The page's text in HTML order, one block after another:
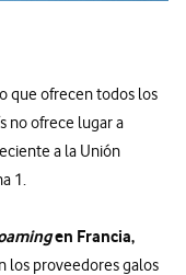
que ofrecen todos los
no ofrece lugar a
a la Unión
1.
en Francia,
los proveedores galos